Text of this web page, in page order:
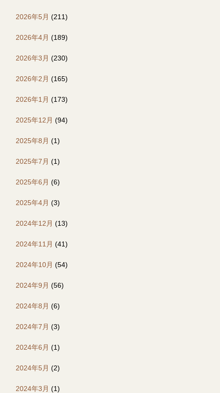
2026年5月 (211)
2026年4月 (189)
2026年3月 (230)
2026年2月 (165)
2026年1月 (173)
2025年12月 (94)
2025年8月 (1)
2025年7月 (1)
2025年6月 (6)
2025年4月 (3)
2024年12月 (13)
2024年11月 (41)
2024年10月 (54)
2024年9月 (56)
2024年8月 (6)
2024年7月 (3)
2024年6月 (1)
2024年5月 (2)
2024年3月 (1)